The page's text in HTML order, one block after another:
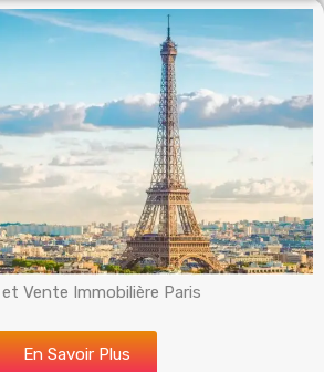
Vente Immobilière Paris
En Savoir Plus